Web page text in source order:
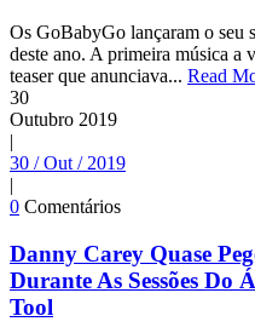
Os GoBabyGo lançaram o seu
deste ano. A primeira música a
teaser que anunciava... Read
30
Outubro 2019
|
30 / Out / 2019
|
0 Comentários
Danny Carey Quase
Durante As Sessões Do
Tool